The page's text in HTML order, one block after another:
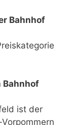
Bahnhof
Bahnhof
ist der